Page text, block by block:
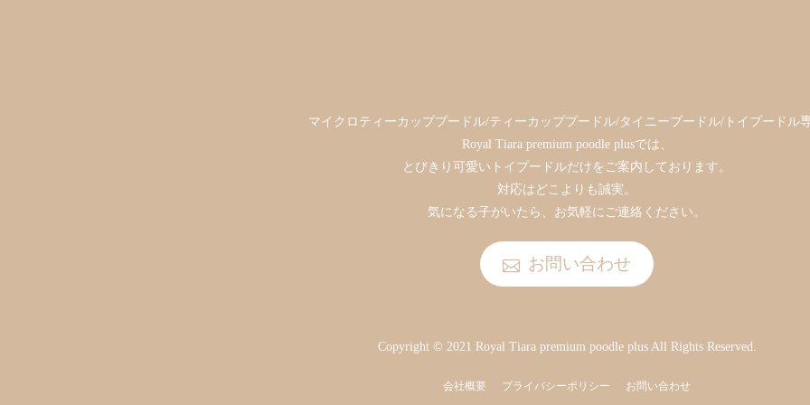
マイクロティーカッププードル/ティーカッププードル/タイニープードル/トイプードル
Royal Tiara premium poodle plusでは、
とびきり可愛いトイプードルだけをご案内しております。
対応はどこよりも誠実。
気になる子がいたら、お気軽にご連絡ください。
お問い合わせ
Copyright © 2021 Royal Tiara premium poodle plus All Rights Reserved.
会社概要 プライバシーポリシー お問い合わせ